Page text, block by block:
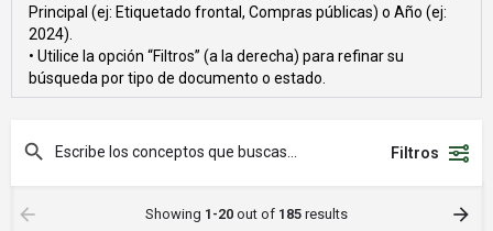
Principal (ej: Etiquetado frontal, Compras públicas) o Año (ej:
2024).
• Utilice la opción “Filtros” (a la derecha) para refinar su
búsqueda por tipo de documento o estado.
Filtros
Showing 1-20 out of 185 results